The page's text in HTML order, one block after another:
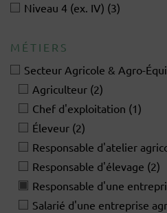
Niveau 4 (ex. IV) (3)
MÉTIERS
Secteur Agricole & Agro-
Agriculteur (2)
Chef d'exploitation (1)
Éleveur (2)
Responsable d'atelier
Responsable d'élevage (2)
Responsable d'une
Salarié d'une entreprise